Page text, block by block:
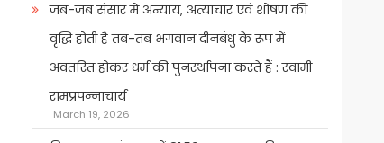
जब-जब संसार में अन्याय, अत्याचार एवं शोषण की
वृद्धि होती है तब-तब भगवान दीनबंधु के रूप में
अवतरित होकर धर्म की पुनर्स्थापना करते हैं : स्वामी
रामप्रपन्नाचार्य
March 19, 2026